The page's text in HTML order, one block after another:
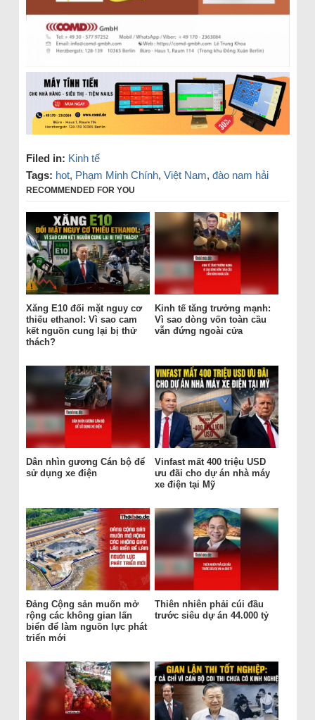
Filed in: Kinh tế
Tags: hot, Phạm Minh Chính, Việt Nam, đào nam hải
RECOMMENDED FOR YOU
Xăng E10 đối mặt nguy cơ
thiếu ethanol: Vì sao cam
kết nguồn cung lại bị thử
thách?
Kinh tế tăng trưởng mạnh:
Vì sao dòng vốn toàn cầu
vẫn đứng ngoài cửa
Dân nhìn gương Cán bộ để
sử dụng xe điện
Vinfast mất 400 triệu USD
ưu đãi cho dự án nhà máy
xe điện tại Mỹ
Đảng Cộng sản muốn mở
rộng các không gian lấn
biển để làm nguồn lực phát
triển mới
Thiên nhiên phải cúi đầu
trước siêu dự án 44.000 tỷ